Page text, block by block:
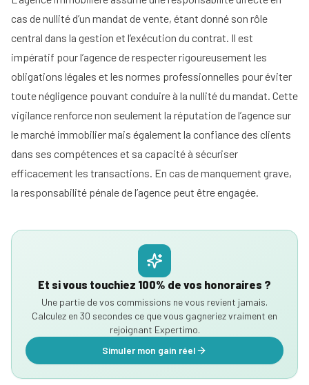
cas de nullité d’un mandat de vente, étant donné son rôle
central dans la gestion et l’exécution du contrat. Il est
impératif pour l’agence de respecter rigoureusement les
obligations légales et les normes professionnelles pour éviter
toute négligence pouvant conduire à la nullité du mandat. Cette
vigilance renforce non seulement la réputation de l’agence sur
le marché immobilier mais également la confiance des clients
dans ses compétences et sa capacité à sécuriser
efficacement les transactions. En cas de manquement grave,
la responsabilité pénale de l’agence peut être engagée.
Et si vous touchiez 100% de vos honoraires ?
Une partie de vos commissions ne vous revient jamais.
Calculez en 30 secondes ce que vous gagneriez vraiment en
rejoignant Expertimo.
Simuler mon gain réel